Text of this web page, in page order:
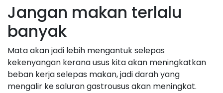
Jangan makan terlalu
banyak
Mata akan jadi lebih mengantuk selepas
kekenyangan kerana usus kita akan meningkatkan
beban kerja selepas makan, jadi darah yang
mengalir ke saluran gastrousus akan meningkat.